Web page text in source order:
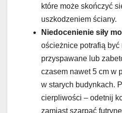
które może skończyć
uszkodzeniem ściany.
Niedocenienie siły
ościeżnice potrafią
przyspawane lub
czasem nawet 5 cm w
w starych budynkach.
cierpliwości – odetnij
zamiast szarpać futrynę